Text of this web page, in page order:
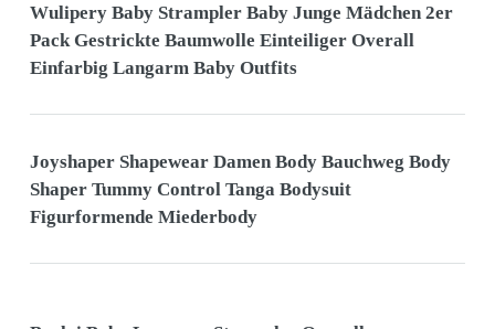
Wulipery Baby Strampler Baby Junge Mädchen 2er
Pack Gestrickte Baumwolle Einteiliger Overall
Einfarbig Langarm Baby Outfits
Joyshaper Shapewear Damen Body Bauchweg Body
Shaper Tummy Control Tanga Bodysuit
Figurformende Miederbody